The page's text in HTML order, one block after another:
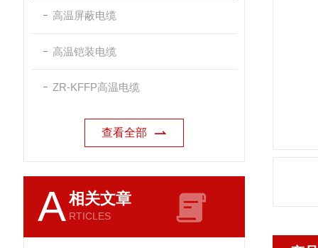
高温屏蔽电缆
高温铠装电缆
ZR-KFFP高温电缆
查看全部
A相关文章
RTICLES